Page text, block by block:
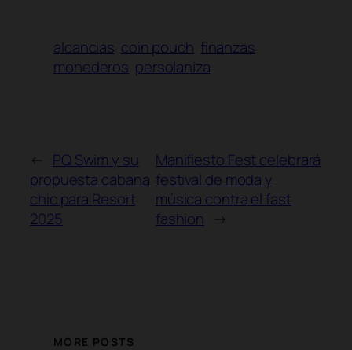
alcancias coin pouch finanzas
monederos persolaniza
←
PQ Swim y su
propuesta cabana
chic para Resort
2025
Manifiesto Fest celebrará
festival de moda y
música contra el fast
fashion
→
MORE POSTS